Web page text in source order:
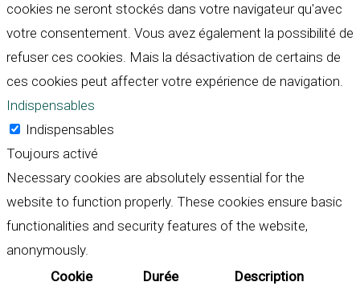
cookies ne seront stockés dans votre navigateur qu'avec
votre consentement. Vous avez également la possibilité de
refuser ces cookies. Mais la désactivation de certains de
ces cookies peut affecter votre expérience de navigation.
Indispensables
Indispensables
Toujours activé
Necessary cookies are absolutely essential for the
website to function properly. These cookies ensure basic
functionalities and security features of the website,
anonymously.
Cookie
Durée Description